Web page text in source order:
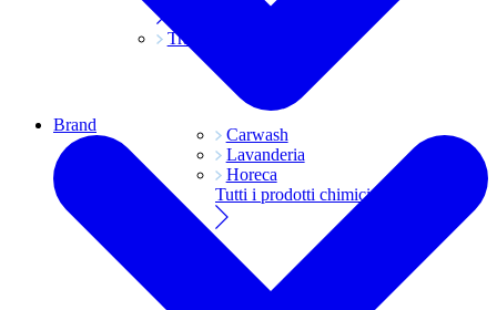
Trasmissioni
Carwash
Lavanderia
Horeca
Tutti i prodotti chimici
Brand